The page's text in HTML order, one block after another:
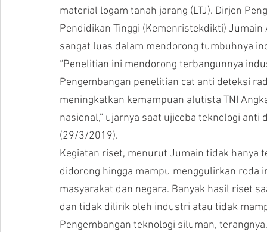
material logam tanah jarang (LTJ). Dirjen
Pendidikan Tinggi (Kemenristekdikti)
sangat luas dalam mendorong tumbuhnya
“Penelitian ini mendorong terbangunnya
Pengembangan penelitian cat anti deteksi
meningkatkan kemampuan alutista TNI
nasional,” ujarnya saat ujicoba teknologi
(29/3/2019).
Kegiatan riset, menurut Jumain tidak
didorong hingga mampu menggulirkan roda
masyarakat dan negara. Banyak hasil riset
dan tidak dilirik oleh industri atau tidak
Pengembangan teknologi siluman,